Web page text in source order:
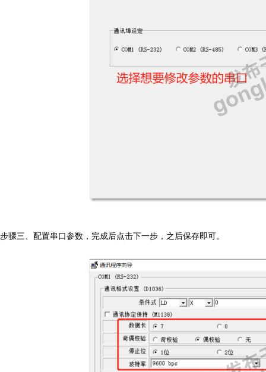
步骤三、配置串口参数，完成后点击下一步，之后保存即可。